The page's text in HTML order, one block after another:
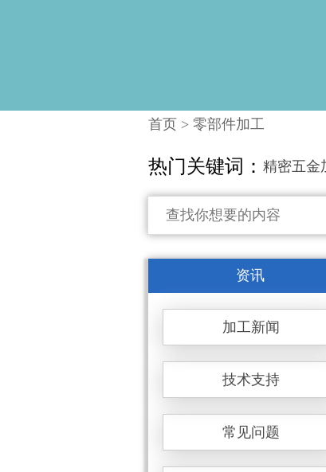
首页 > 零部件加工
热门关键词： 精密五金
资讯
加工新闻
技术支持
常见问题